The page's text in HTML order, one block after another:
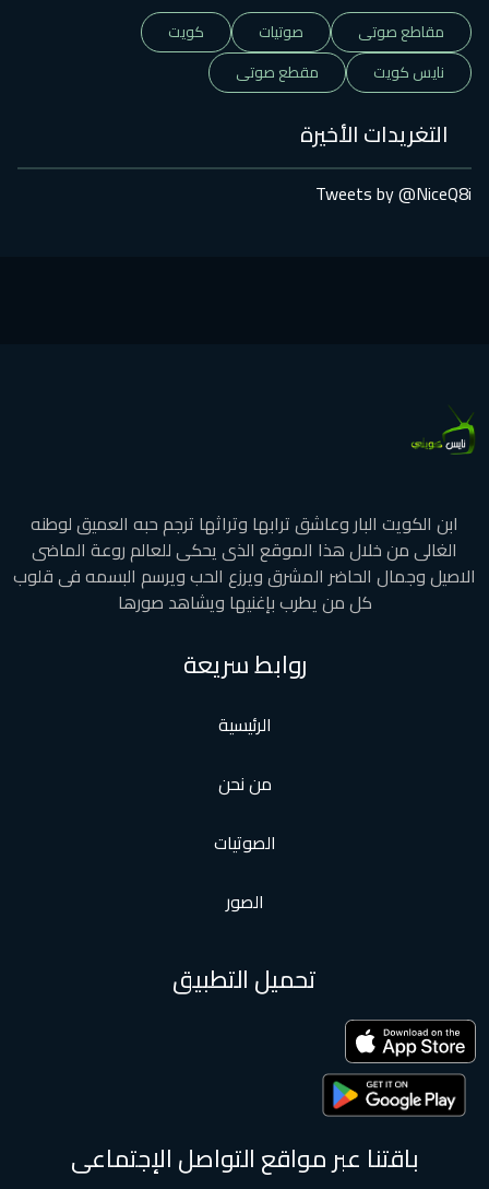
مقاطع صوتى صوتيات
كويت
نايس كويت
مقطع صوتى
التغريدات الأخيرة
Tweets by @NiceQ8i
ابن الكويت البار وعاشق ترابها وتراثها ترجم حبه العميق لوطنه
الغالى من خلال هذا الموقع الذى يحكى للعالم روعة الماضى
الاصيل وجمال الحاضر المشرق ويرزع الحب ويرسم البسمه فى قلوب
كل من يطرب بإغنيها ويشاهد صورها
روابط سريعة
الرئيسية
من نحن
الصوتيات
الصور
تحميل التطبيق
باقتنا عبر مواقع التواصل الإجتماعى